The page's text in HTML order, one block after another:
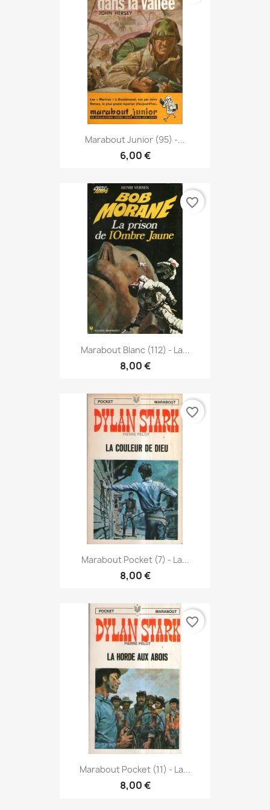
Marabout Junior (95) -...
6,00 €
Marabout Blanc (112) - La...
8,00 €
favorite_border
Marabout Pocket (7) - La...
8,00 €
favorite_border
Marabout Pocket (11) - La...
8,00 €
favorite_border